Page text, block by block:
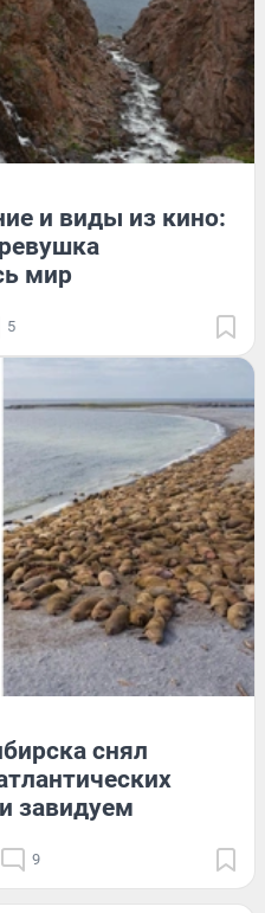
и виды из кино:
мир
5
снял
завидуем
9